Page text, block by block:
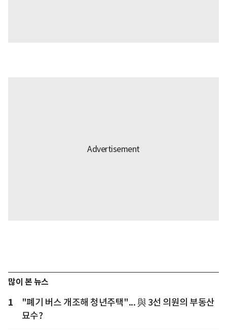
많이 본 뉴스
1
"폐기 버스 개조해 청년주택"... 與 3선 의원의 부동산
묘수?